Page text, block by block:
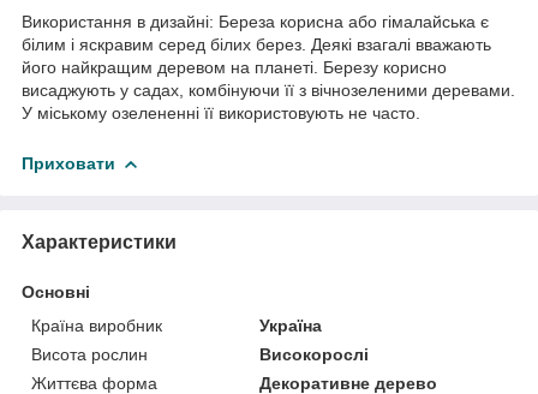
Використання в дизайні: Береза корисна або гімалайська є
білим і яскравим серед білих берез. Деякі взагалі вважають
його найкращим деревом на планеті. Березу корисно
висаджують у садах, комбінуючи її з вічнозеленими деревами.
У міському озелененні її використовують не часто.
Приховати
Характеристики
Основні
Країна виробник
Україна
Висота рослин
Високорослі
Життєва форма
Декоративне дерево